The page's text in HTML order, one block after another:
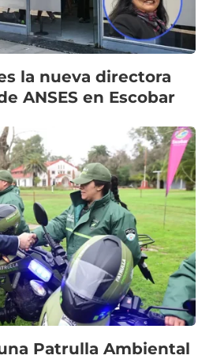
la nueva directora
ANSES en Escobar
Patrulla Ambiental